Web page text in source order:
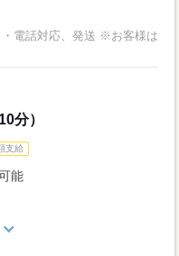
電話対応、発送 ※お客様は
分）
支給
能